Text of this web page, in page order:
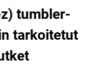
tumbler-
tarkoitetut